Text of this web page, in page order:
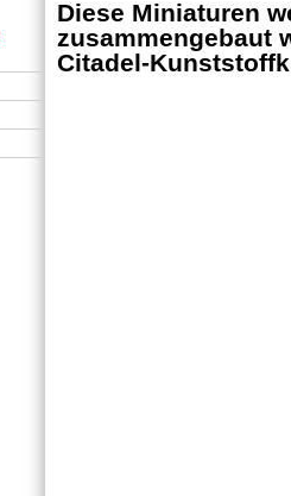
Diese Miniaturen
zusammengebaut
Citadel-